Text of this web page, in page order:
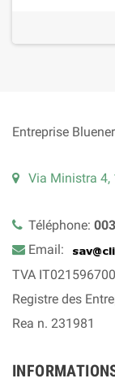
Entreprise
Via Ministra 4,
Téléphone:
Email:
TVA
Registre des
Rea n. 231981